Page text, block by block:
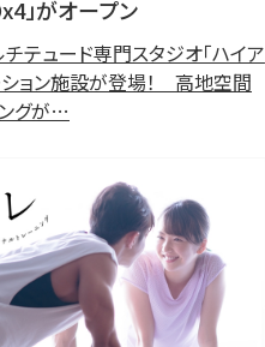
」がオープン
テュード専門スタジオ「ハイア
ション施設が登場！ 高地空間
グが…